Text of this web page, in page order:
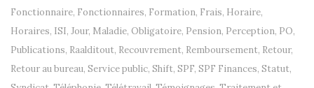
Fonctionnaire, Fonctionnaires, Formation, Frais, Horaire,
Horaires, ISI, Jour, Maladie, Obligatoire, Pension, Perception, PO,
Publications, Raalditout, Recouvrement, Remboursement, Retour,
Retour au bureau, Service public, Shift, SPF, SPF Finances, Statut,